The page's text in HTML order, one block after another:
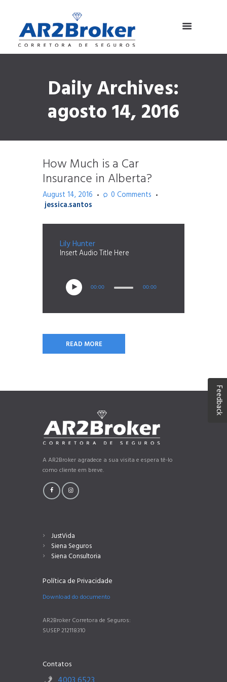
Daily Archives:
agosto 14, 2016
How Much is a Car
Insurance in Alberta?
August 14, 2016 0 Comments
jessica.santos
Lily Hunter
Insert Audio Title Here
00:00 00:00
READ MORE
A AR2Broker agradece a sua visita e espera tê-lo
como cliente em breve.
JustVida
Siena Seguros
Siena Consultoria
Política de Privacidade
Download do documento
AR2Broker Corretora de Seguros:
SUSEP 212118310
Contatos
Feedback